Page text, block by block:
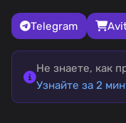
Telegram
Не знаете, как
Узнайте за 2